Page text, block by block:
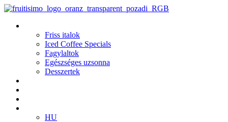
Ugrás
tartalomhoz
Friss italok
Iced Coffee Specials
Fagylaltok
Egészséges uzsonna
Desszertek
HU